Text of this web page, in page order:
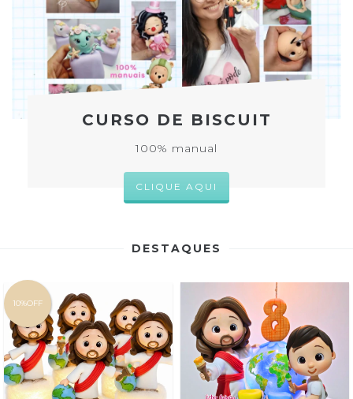
CURSO DE BISCUIT
100% manual
CLIQUE AQUI
DESTAQUES
10%OFF